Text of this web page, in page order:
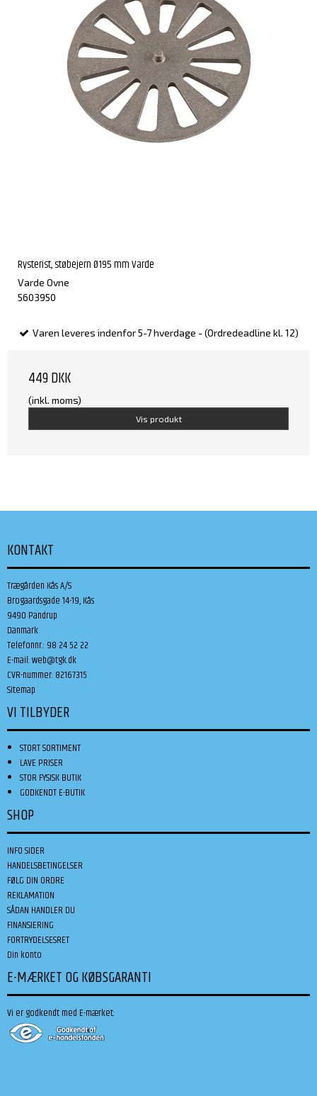
Rysterist, støbejern Ø195 mm Varde
Varde Ovne
5603950
Varen leveres indenfor 5-7 hverdage - (Ordredeadline kl. 12)
449 DKK
(inkl. moms)
Vis produkt
KONTAKT
Trægården Kås A/S
Brogaardsgade 14-19, Kås
9490 Pandrup
Danmark
Telefonnr.: 98 24 52 22
E-mail:web@tgk.dk
CVR-nummer: 82167315
Sitemap
VI TILBYDER
STORT SORTIMENT
LAVE PRISER
STOR FYSISK BUTIK
GODKENDT E-BUTIK
SHOP
INFO SIDER
HANDELSBETINGELSER
FØLG DIN ORDRE
REKLAMATION
SÅDAN HANDLER DU
FINANSIERING
FORTRYDELSESRET
Din konto
E-MÆRKET OG KØBSGARANTI
Vi er godkendt med E-mærket: